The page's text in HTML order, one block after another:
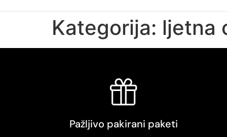
Kategorija: ljetna
Pažljivo pakirani paketi